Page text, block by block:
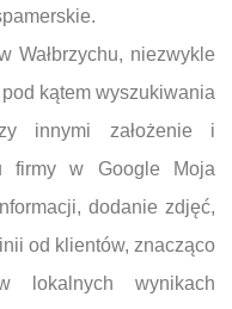
Wałbrzychu, niezwykle
kątem wyszukiwania
innymi założenie i
firmy w Google Moja
dodanie zdjęć,
od klientów, znacząco
lokalnych wynikach